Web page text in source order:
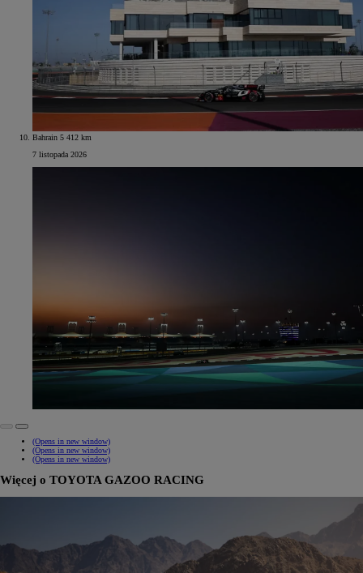
Bahrain 5 412 km
7 listopada 2026
(Opens in new window)
(Opens in new window)
(Opens in new window)
Więcej o TOYOTA GAZOO RACING